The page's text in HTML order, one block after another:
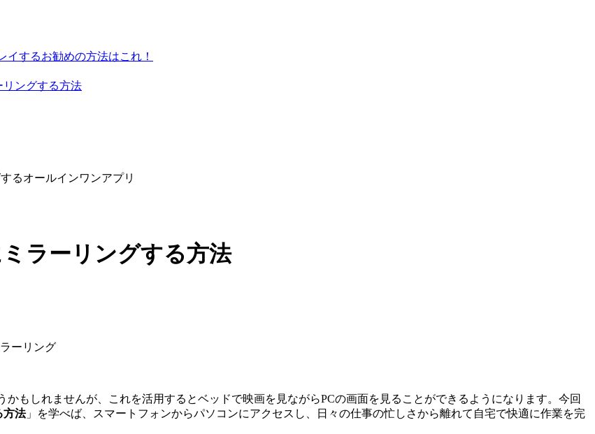
イするお勧めの方法はこれ！
リングする方法
るオールインワンアプリ
ラーリングする方法
ーリング
もしれませんが、これを活用するとベッドで映画を見ながらPCの画面を見ることができるようになります。今回
方法」を学べば、スマートフォンからパソコンにアクセスし、日々の仕事の忙しさから離れて自宅で快適に作業を完